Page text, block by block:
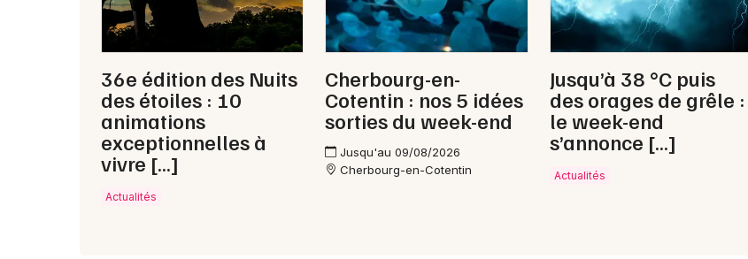
36e édition des Nuits
des étoiles : 10
animations
exceptionnelles à
vivre […]
Actualités
Cherbourg-en-
Cotentin : nos 5 idées
sorties du week-end
Jusqu'au 09/08/2026
Cherbourg-en-Cotentin
Jusqu’à 38 °C puis
des orages de grêle :
le week-end
s’annonce […]
Actualités